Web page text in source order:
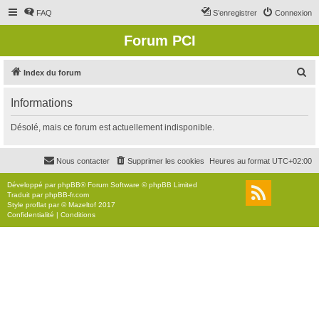
FAQ Connexion
S’enregistrer
Forum PCI
Index du forum
r
c
r
Informations
Désolé, mais ce forum est actuellement indisponible.
Heures au format UTC+02:00
Supprimer les cookies
Nous contacter
Développé parphpBB® Forum Software © phpBB Limited
Traduit parphpBB-fr.com
Style proflat par ©Mazeltof 2017
Confidentialité | Conditions